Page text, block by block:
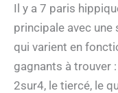
Il y a 7 paris
principale avec
qui varient en
gagnants à trouver
2sur4, le tiercé, le